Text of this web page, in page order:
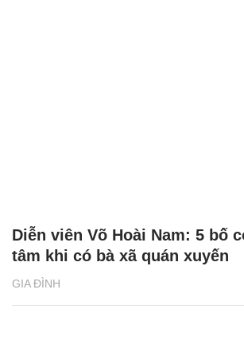
GIA ĐÌNH
Diễn viên Võ Hoài Nam: 5 bố
tâm khi có bà xã quán xuyến